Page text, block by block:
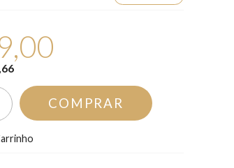
COMPRAR